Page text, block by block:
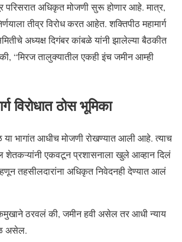
अधिकृत मोजणी सुरू होणार आहे. मात्र,
तीव्र विरोध करत आहेत. शक्तिपीठ महामार्ग
अध्यक्ष दिगंबर कांबळे यांनी झालेल्या बैठकीत
“मिरज तालुक्यातील एकही इंच जमीन आम्ही
विरोधात ठोस भूमिका
भागांत आधीच मोजणी रोखण्यात आली आहे. त्याच
शेतकऱ्यांनी एकवटून प्रशासनाला खुले आव्हान दिलं
तहसीलदारांना अधिकृत निवेदनही देण्यात आलं
ठरवलं की, जमीन हवी असेल तर आधी न्याय
असेल.